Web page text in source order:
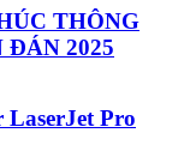
THÔNG
ĐÁN 2025
Pro